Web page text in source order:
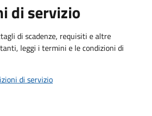
di servizio
di scadenze, requisiti e altre
leggi i termini e le condizioni di
di servizio